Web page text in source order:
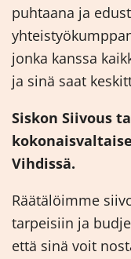
puhtaana ja
jonka kanssa
ja sinä saat
Siskon Siivous
Vihdissä.
Räätälöimme
tarpeisiin ja
että sinä voit